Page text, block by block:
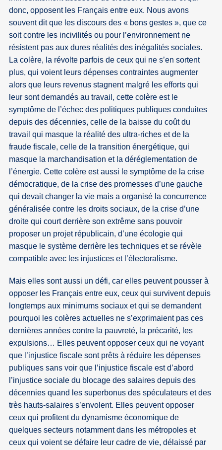
donc, opposent les Français entre eux. Nous avons
souvent dit que les discours des « bons gestes », que ce
soit contre les incivilités ou pour l’environnement ne
résistent pas aux dures réalités des inégalités sociales.
La colère, la révolte parfois de ceux qui ne s’en sortent
plus, qui voient leurs dépenses contraintes augmenter
alors que leurs revenus stagnent malgré les efforts qui
leur sont demandés au travail, cette colère est le
symptôme de l’échec des politiques publiques conduites
depuis des décennies, celle de la baisse du coût du
travail qui masque la réalité des ultra-riches et de la
fraude fiscale, celle de la transition énergétique, qui
masque la marchandisation et la déréglementation de
l’énergie. Cette colère est aussi le symptôme de la crise
démocratique, de la crise des promesses d’une gauche
qui devait changer la vie mais a organisé la concurrence
généralisée contre les droits sociaux, de la crise d’une
droite qui court derrière son extrême sans pouvoir
proposer un projet républicain, d’une écologie qui
masque le système derrière les techniques et se révèle
compatible avec les injustices et l’électoralisme.
Mais elles sont aussi un défi, car elles peuvent pousser à
opposer les Français entre eux, ceux qui survivent depuis
longtemps aux minimums sociaux et qui se demandent
pourquoi les colères actuelles ne s’exprimaient pas ces
dernières années contre la pauvreté, la précarité, les
expulsions… Elles peuvent opposer ceux qui ne voyant
que l’injustice fiscale sont prêts à réduire les dépenses
publiques sans voir que l’injustice fiscale est d’abord
l’injustice sociale du blocage des salaires depuis des
décennies quand les superbonus des spéculateurs et des
très hauts-salaires s’envolent. Elles peuvent opposer
ceux qui profitent du dynamisme économique de
quelques secteurs notamment dans les métropoles et
ceux qui voient se défaire leur cadre de vie, délaissé par